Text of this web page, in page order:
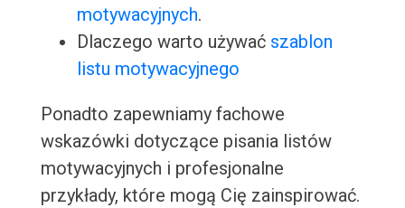
motywacyjnych.
Dlaczego warto używać szablon
listu motywacyjnego
Ponadto zapewniamy fachowe
wskazówki dotyczące pisania listów
motywacyjnych i profesjonalne
przykłady, które mogą Cię zainspirować.